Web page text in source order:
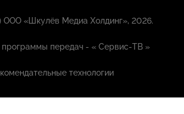
ООО «Шкулёв Медиа Холдинг», 2026.
передач - «Сервис-ТВ »
технологии